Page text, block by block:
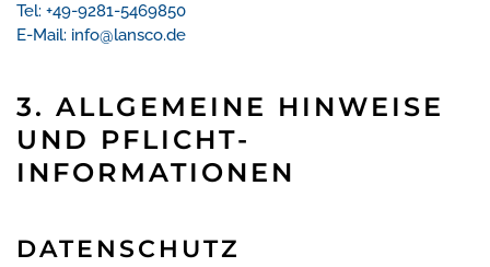
Tel: +49-9281-5469850
E-Mail: info@lansco.de
3. ALLGEMEINE HINWEISE
UND PFLICHT­
INFORMATIONEN
DATENSCHUTZ